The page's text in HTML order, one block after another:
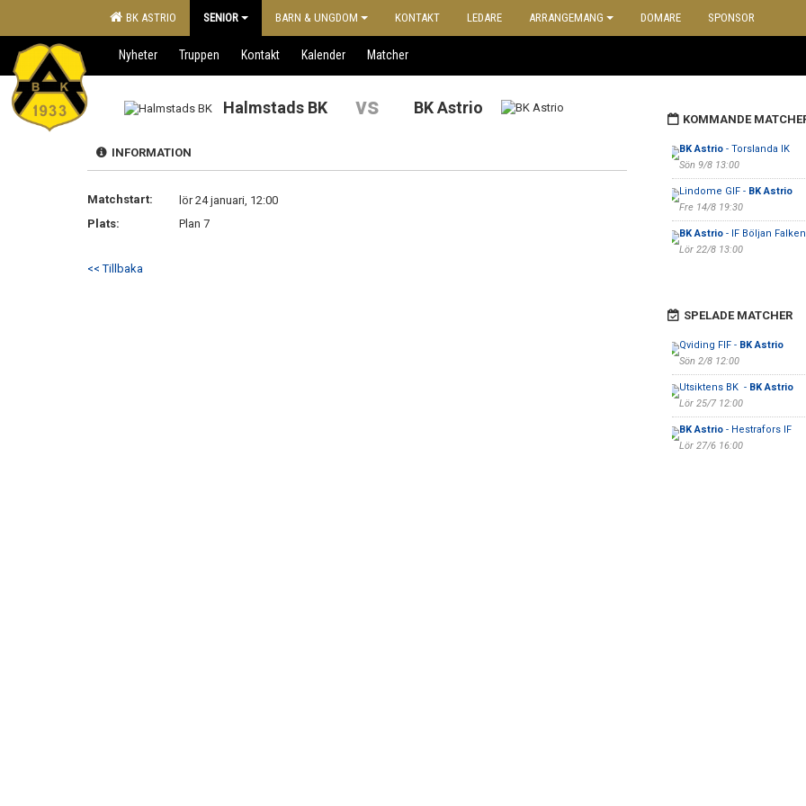
BK ASTRIO SENIOR BARN & UNGDOM KONTAKT LEDARE ARRANGEMANG DOMARE SPONSOR
Nyheter Truppen Kontakt Kalender Matcher
Halmstads BK vs BK Astrio
INFORMATION
Matchstart:
lör 24 januari, 12:00
Plats:
Plan 7
<< Tillbaka
KOMMANDE
BK Astrio- Torslanda IK
Sön 9/8 13:00
Lindome GIF - BK Astrio
Fre 14/8 19:30
BK Astrio- IF Böljan
Lör 22/8 13:00
SPELADE MATCHER
Qviding FIF - BK Astrio
Sön 2/8 12:00
Utsiktens BK - BK Astrio
Lör 25/7 12:00
BK Astrio- Hestrafors IF
Lör 27/6 16:00